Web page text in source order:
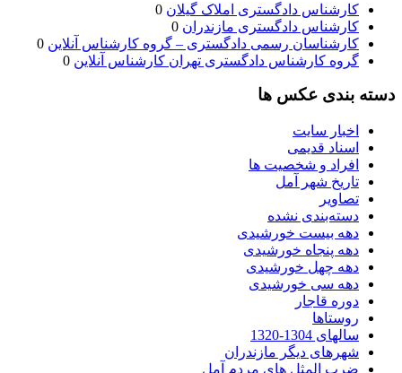
کارشناس دادگستری املاک گیلان
کارشناس دادگستری مازندران
کارشناسان رسمی دادگستری – گروه کارشناس آنلاین
گروه کارشناس دادگستری تهران کارشناس آنلاین
دسته بندی عکس ها
اخبار سایت
اسناد قدیمی
افراد و شخصیت ها
تاریخ شهر آمل
تصاویر
دسته‌بندی نشده
دهه بیست خورشیدی
دهه پنجاه خورشیدی
دهه چهل خورشیدی
دهه سی خورشیدی
دوره قاجار
روستاها
سالهای 1304-1320
شهرهای دیگر مازندران
ضرب المثل های مردم آمل